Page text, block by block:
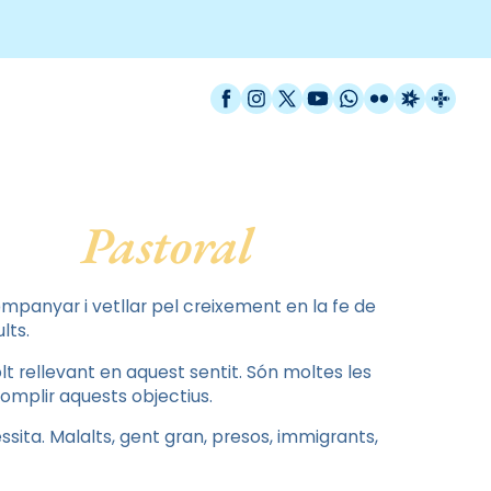
Facebook
Instagram
X / Twitter
YouTube
WhatsApp
FlickrRadio
Pastoral
i vetllar pel creixement en la fe de
rellevant en aquest sentit. Són moltes les
aquests objectius.
Malalts, gent gran, presos, immigrants,